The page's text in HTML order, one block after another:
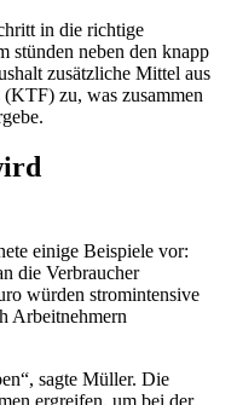
in die richtige
stünden neben den knapp
zusätzliche Mittel aus
zu, was zusammen
einige Beispiele vor:
die Verbraucher
würden stromintensive
Arbeitnehmern
sagte Müller. Die